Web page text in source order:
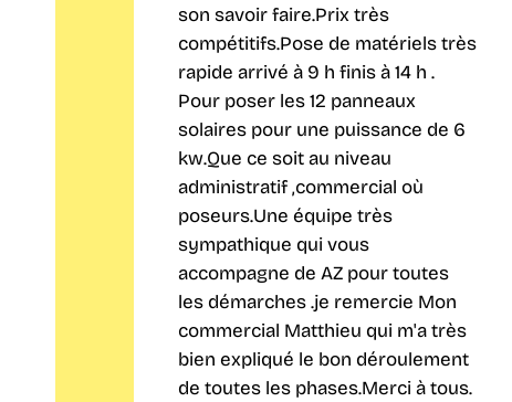
son savoir faire.Prix très
compétitifs.Pose de matériels très
rapide arrivé à 9 h finis à 14 h .
Pour poser les 12 panneaux
solaires pour une puissance de 6
kw.Que ce soit au niveau
administratif ,commercial où
poseurs.Une équipe très
sympathique qui vous
accompagne de AZ pour toutes
les démarches .je remercie Mon
commercial Matthieu qui m'a très
bien expliqué le bon déroulement
de toutes les phases.Merci à tous.